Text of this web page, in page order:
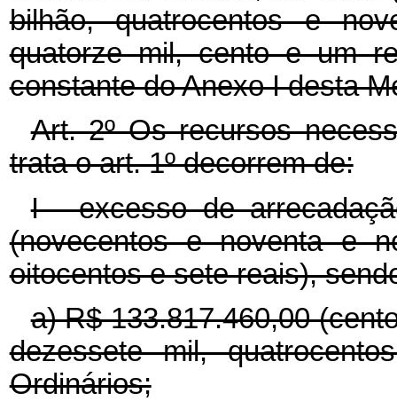
bilhão, quatrocentos e
quatorze mil, cento e um
constante do Anexo I desta
Art. 2º Os recursos
trata o art. 1º decorrem de:
I - excesso de
(novecentos e noventa e
oitocentos e sete reais),
a) R$ 133.817.460,00
dezessete mil,
Ordinários;